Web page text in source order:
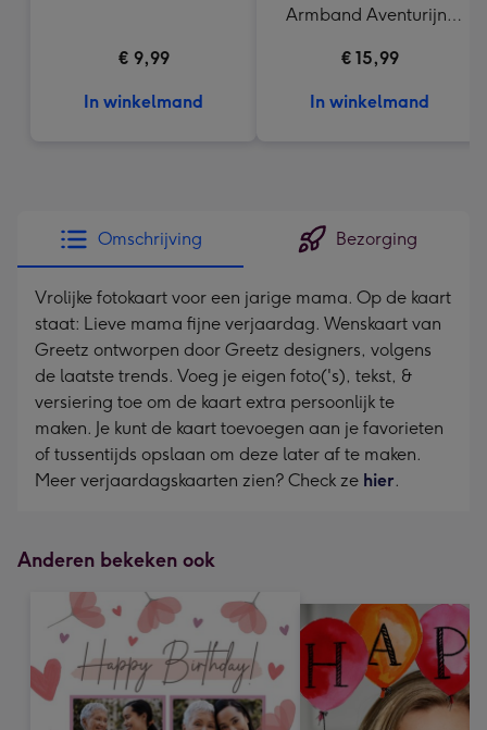
€ 9,99
In winkelmand
Armband Aventurijn |
€ 15,99
In winkelmand
Omschrijving Bezorging
Vrolijke fotokaart voor een jarige mama. Op de kaart
staat: Lieve mama fijne verjaardag. Wenskaart van
Greetz ontworpen door Greetz designers, volgens
de laatste trends. Voeg je eigen foto('s), tekst, &
versiering toe om de kaart extra persoonlijk te
maken. Je kunt de kaart toevoegen aan je favorieten
of tussentijds opslaan om deze later af te maken.
Meer verjaardagskaarten zien? Check ze hier.
Anderen bekeken ook